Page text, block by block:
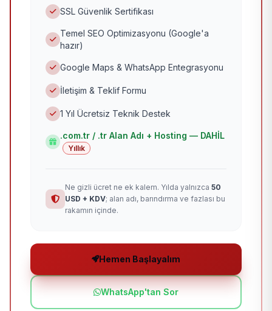
SSL Güvenlik Sertifikası
Temel SEO Optimizasyonu (Google'a
hazır)
Google Maps & WhatsApp Entegrasyonu
İletişim & Teklif Formu
1 Yıl Ücretsiz Teknik Destek
.com.tr / .tr Alan Adı + Hosting — DAHİL
Yıllık
Ne gizli ücret ne ek kalem. Yılda yalnızca 50
USD + KDV; alan adı, barındırma ve fazlası bu
rakamın içinde.
Hemen Başlayalım
WhatsApp'tan Sor